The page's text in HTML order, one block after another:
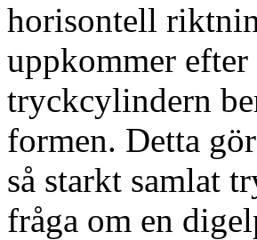
horisontell
uppkommer efter
tryckcylindern
formen. Detta
så starkt samlat
fråga om en